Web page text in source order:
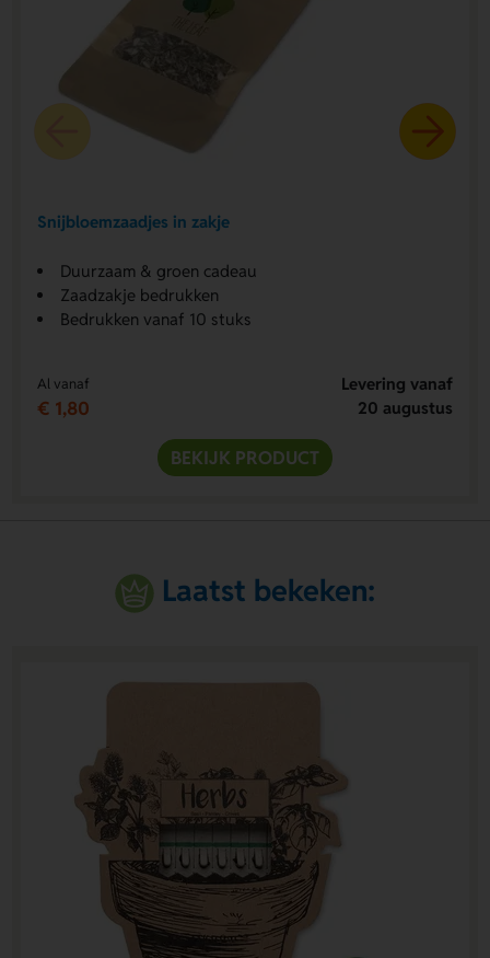
Snijbloemzaadjes in zakje
Duurzaam & groen cadeau
Zaadzakje bedrukken
Bedrukken vanaf 10 stuks
Al vanaf
€ 1,80
Levering vanaf
20 augustus
BEKIJK PRODUCT
Laatst bekeken: